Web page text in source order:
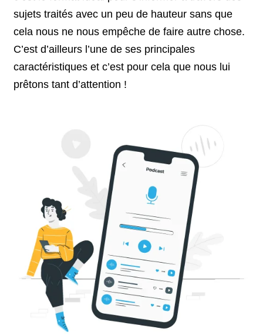
sujets traités avec un peu de hauteur sans que
cela nous ne nous empêche de faire autre chose.
C’est d’ailleurs l’une de ses principales
caractéristiques et c’est pour cela que nous lui
prêtons tant d’attention !